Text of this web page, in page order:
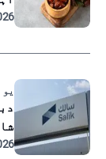
07. 21
07. 17